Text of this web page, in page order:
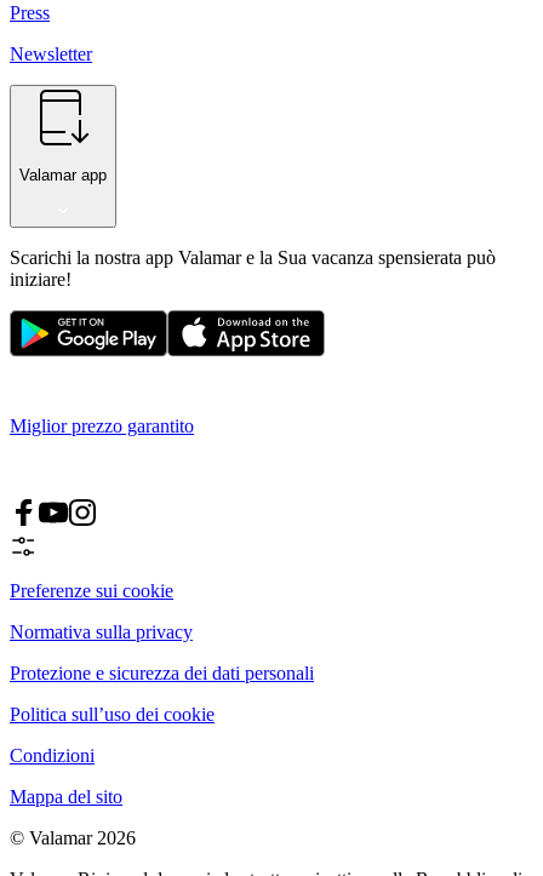
Press
Newsletter
Valamar app
Scarichi la nostra app Valamar e la Sua vacanza spensierata può
iniziare!
Miglior prezzo garantito
Preferenze sui cookie
Normativa sulla privacy
Protezione e sicurezza dei dati personali
Politica sull’uso dei cookie
Condizioni
Mappa del sito
© Valamar 2026